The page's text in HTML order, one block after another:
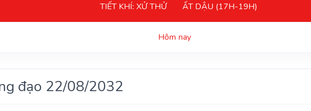
TIẾT KHÍ: XỬ THỬ
ẤT DẬU (17H-19H)
Hôm nay
đạo 22/08/2032